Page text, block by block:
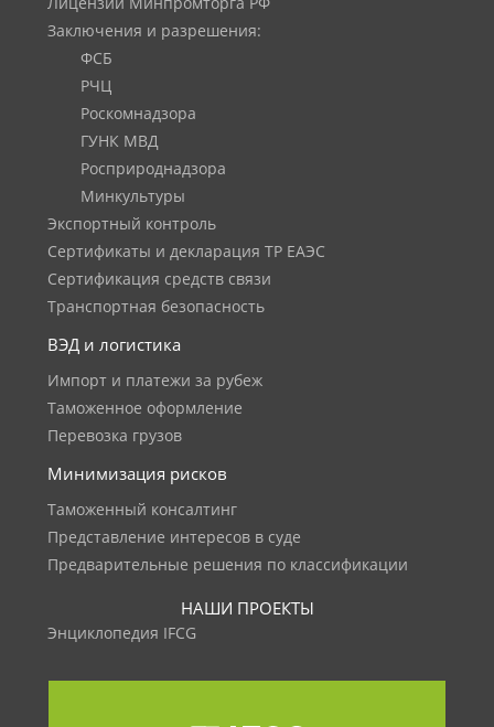
Заключения и разрешения:
ФСБ
РЧЦ
Роскомнадзора
ГУНК МВД
Росприроднадзора
Минкультуры
Экспортный контроль
Сертификаты и декларация ТР ЕАЭС
Сертификация средств связи
Транспортная безопасность
ВЭД и логистика
Импорт и платежи за рубеж
Таможенное оформление
Перевозка грузов
Минимизация рисков
Таможенный консалтинг
Представление интересов в суде
Предварительные решения по классификации
НАШИ ПРОЕКТЫ
Энциклопедия IFCG